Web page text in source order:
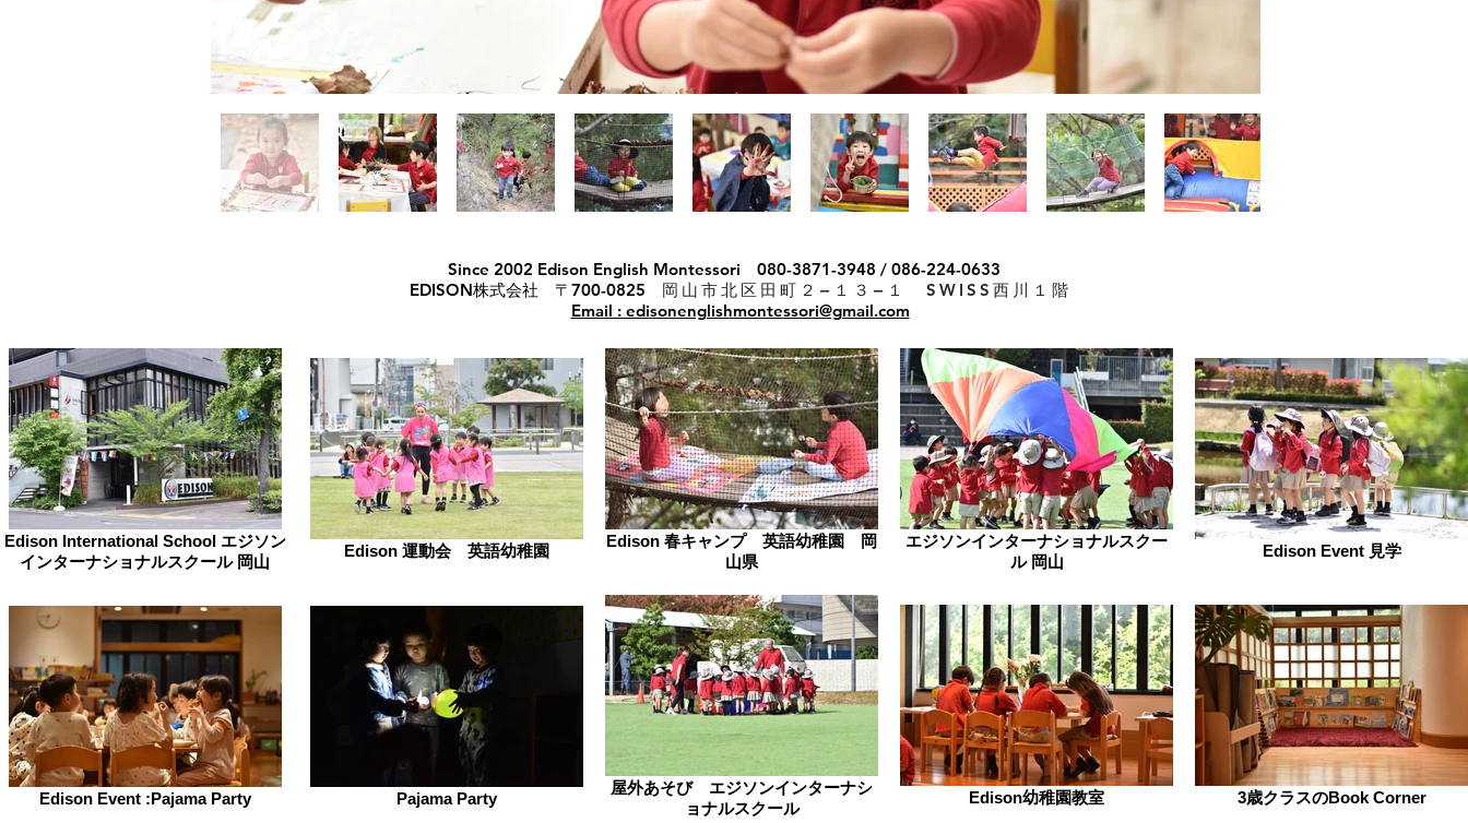
Since 2002 Edison English Montessori 080-3871-3948 / 086-224-0633
EDISON株式会社 〒700-0825 岡山市北区田町２−１３−１ SWISS西川１階
Email : edisonenglishmontessori@gmail.com
Edison International School エジソン
インターナショナルスクール 岡山
Edison 運動会 英語幼稚園
Edison 春キャンプ 英語幼稚園 岡
山県
エジソンインターナショナルスクー
ル 岡山
Edison Event 見学
Edison Event :Pajama Party Pajama Party
屋外あそび エジソンインターナシ
ョナルスクール
Edison幼稚園教室 3歳クラスのBook Corner